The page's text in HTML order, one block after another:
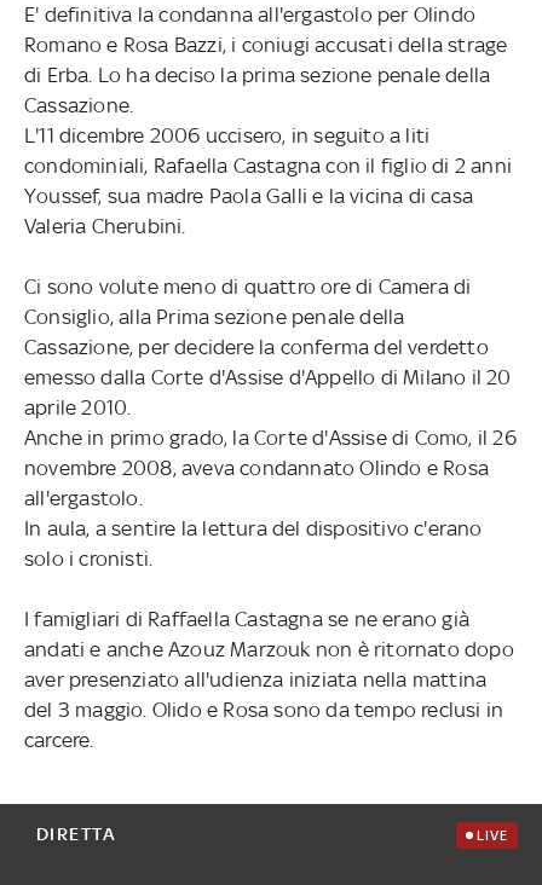
E' definitiva la condanna all'ergastolo per Olindo
Romano e Rosa Bazzi, i coniugi accusati della strage
di Erba. Lo ha deciso la prima sezione penale della
Cassazione.
L'11 dicembre 2006 uccisero, in seguito a liti
condominiali, Rafaella Castagna con il figlio di 2 anni
Youssef, sua madre Paola Galli e la vicina di casa
Valeria Cherubini.
Ci sono volute meno di quattro ore di Camera di
Consiglio, alla Prima sezione penale della
Cassazione, per decidere la conferma del verdetto
emesso dalla Corte d'Assise d'Appello di Milano il 20
aprile 2010.
Anche in primo grado, la Corte d'Assise di Como, il 26
novembre 2008, aveva condannato Olindo e Rosa
all'ergastolo.
In aula, a sentire la lettura del dispositivo c'erano
solo i cronisti.
I famigliari di Raffaella Castagna se ne erano già
andati e anche Azouz Marzouk non è ritornato dopo
aver presenziato all'udienza iniziata nella mattina
del 3 maggio. Olido e Rosa sono da tempo reclusi in
carcere.
DIRETTA LIVE